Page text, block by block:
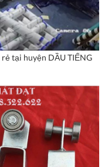
rẻ tại huyện DẦU TIẾNG